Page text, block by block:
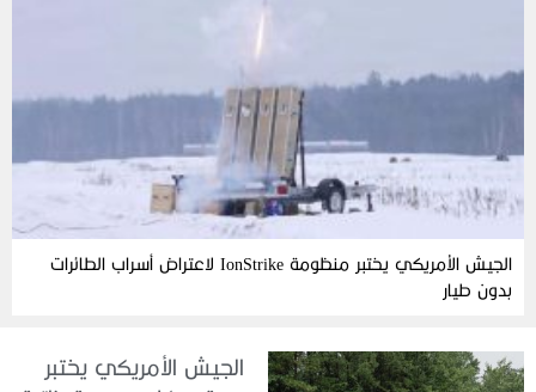
الجيش الأمريكي يختبر منظومة IonStrike لاعتراض أسراب الطائرات
بدون طيار
الجيش الأمريكي يختبر